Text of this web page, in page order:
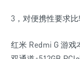
3，对便携性要求
红米 Redmi G 游